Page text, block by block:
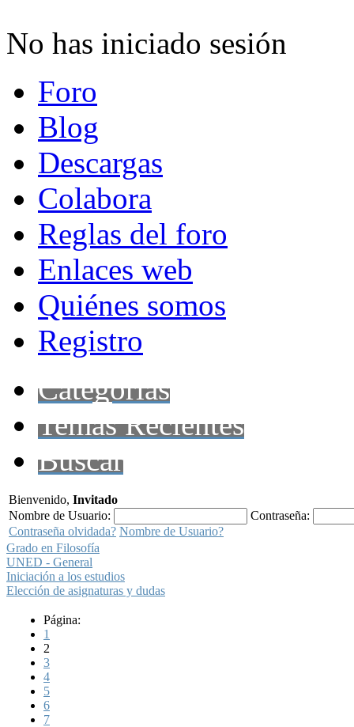
No has iniciado sesión
Foro
Blog
Descargas
Colabora
Reglas del foro
Enlaces web
Quiénes somos
Registro
Categorías
Temas Recientes
Buscar
Bienvenido, Invitado
Nombre de Usuario:
Contraseña:
Contraseña olvidada? Nombre de Usuario?
Grado en Filosofía
UNED - General
Iniciación a los estudios
Elección de asignaturas y dudas
Página:
1
2
3
4
5
6
7